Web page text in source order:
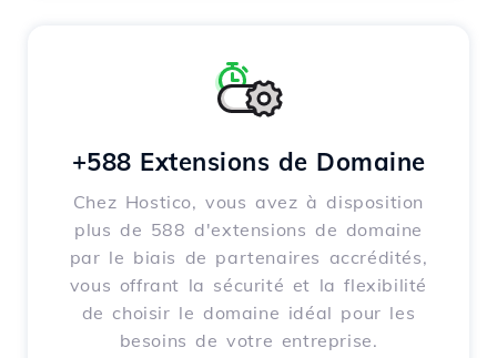
+588 Extensions de Domaine
Chez Hostico, vous avez à disposition
plus de 588 d'extensions de domaine
par le biais de partenaires accrédités,
vous offrant la sécurité et la flexibilité
de choisir le domaine idéal pour les
besoins de votre entreprise.